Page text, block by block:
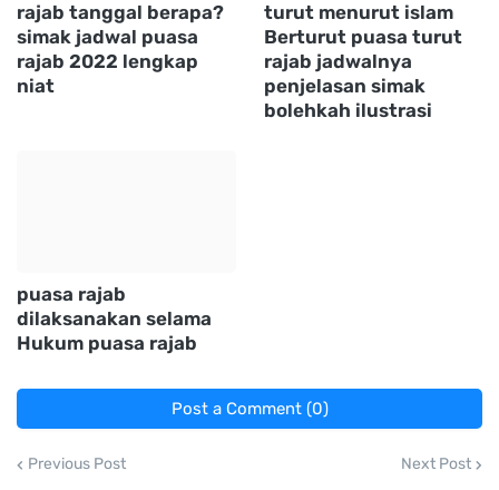
rajab tanggal berapa?
simak jadwal puasa
rajab 2022 lengkap
niat
turut menurut islam
Berturut puasa turut
rajab jadwalnya
penjelasan simak
bolehkah ilustrasi
puasa rajab
dilaksanakan selama
Hukum puasa rajab
Post a Comment (0)
Previous Post Next Post